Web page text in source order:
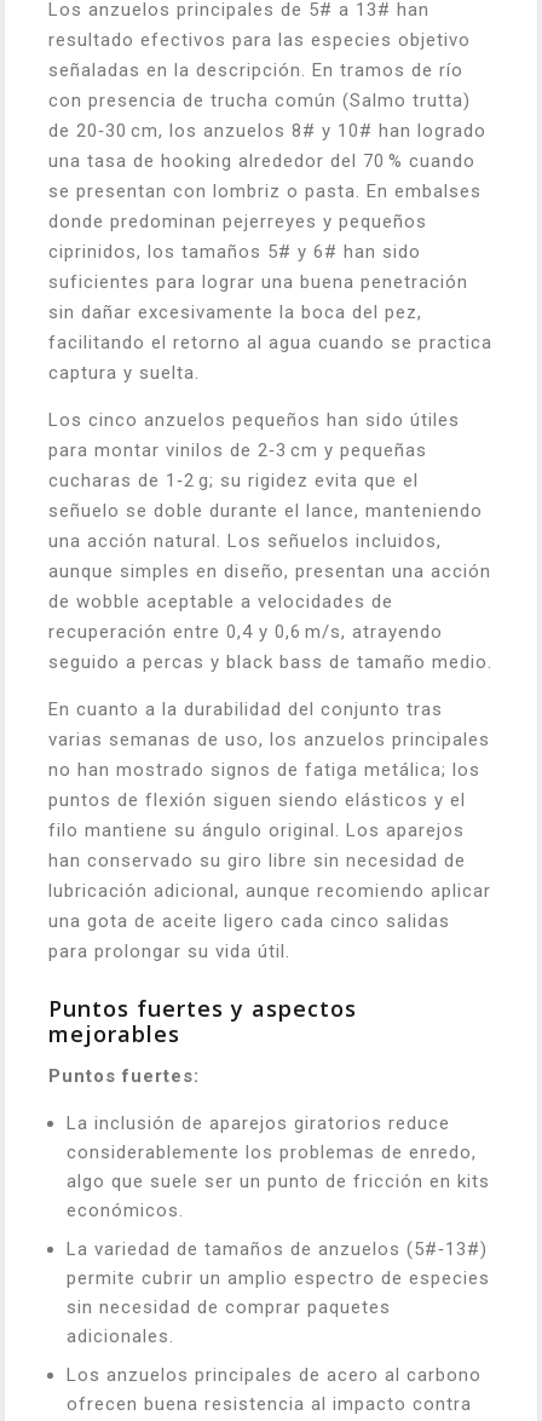
Los anzuelos principales de 5# a 13# han
resultado efectivos para las especies objetivo
señaladas en la descripción. En tramos de río
con presencia de trucha común (Salmo trutta)
de 20‑30 cm, los anzuelos 8# y 10# han logrado
una tasa de hooking alrededor del 70 % cuando
se presentan con lombriz o pasta. En embalses
donde predominan pejerreyes y pequeños
ciprinidos, los tamaños 5# y 6# han sido
suficientes para lograr una buena penetración
sin dañar excesivamente la boca del pez,
facilitando el retorno al agua cuando se practica
captura y suelta.
Los cinco anzuelos pequeños han sido útiles
para montar vinilos de 2‑3 cm y pequeñas
cucharas de 1‑2 g; su rigidez evita que el
señuelo se doble durante el lance, manteniendo
una acción natural. Los señuelos incluidos,
aunque simples en diseño, presentan una acción
de wobble aceptable a velocidades de
recuperación entre 0,4 y 0,6 m/s, atrayendo
seguido a percas y black bass de tamaño medio.
En cuanto a la durabilidad del conjunto tras
varias semanas de uso, los anzuelos principales
no han mostrado signos de fatiga metálica; los
puntos de flexión siguen siendo elásticos y el
filo mantiene su ángulo original. Los aparejos
han conservado su giro libre sin necesidad de
lubricación adicional, aunque recomiendo aplicar
una gota de aceite ligero cada cinco salidas
para prolongar su vida útil.
Puntos fuertes y aspectos
mejorables
Puntos fuertes:
La inclusión de aparejos giratorios reduce
considerablemente los problemas de enredo,
algo que suele ser un punto de fricción en kits
económicos.
La variedad de tamaños de anzuelos (5#‑13#)
permite cubrir un amplio espectro de especies
sin necesidad de comprar paquetes
adicionales.
Los anzuelos principales de acero al carbono
ofrecen buena resistencia al impacto contra